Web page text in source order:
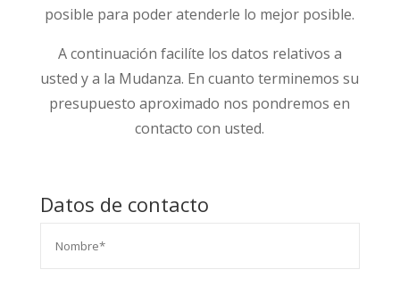
posible para poder atenderle lo mejor posible.
A continuación facilíte los datos relativos a
usted y a la Mudanza. En cuanto terminemos su
presupuesto aproximado nos pondremos en
contacto con usted.
Datos de contacto